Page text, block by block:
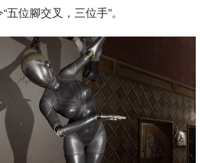
位腳交叉，三位手”。